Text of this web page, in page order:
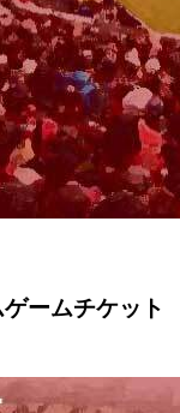
ームチケット